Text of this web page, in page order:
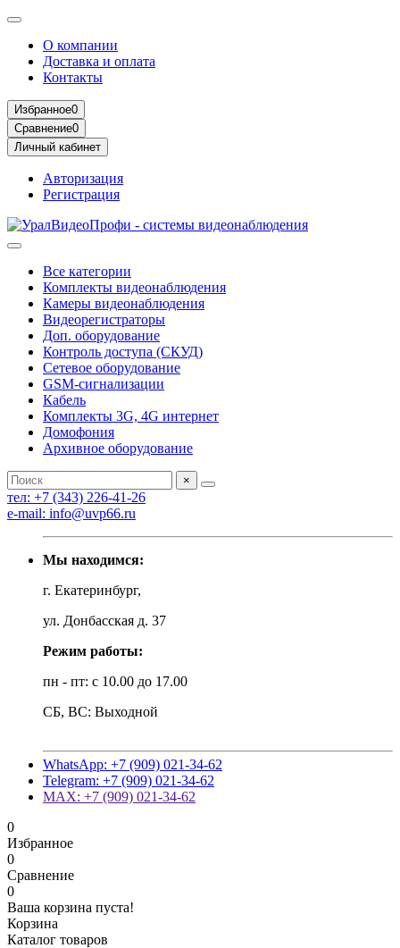
О компании
Доставка и оплата
Контакты
Избранное0
Сравнение0
Личный кабинет
Авторизация
Регистрация
Все категории
Комплекты видеонаблюдения
Камеры видеонаблюдения
Видеорегистраторы
Доп. оборудование
Контроль доступа (СКУД)
Сетевое оборудование
GSM-сигнализации
Кабель
Комплекты 3G, 4G интернет
Домофония
Архивное оборудование
×
тел: +7 (343) 226-41-26
e-mail: info@uvp66.ru
Мы находимся:
г. Екатеринбург,
ул. Донбасская д. 37
Режим работы:
пн - пт: с 10.00 до 17.00
СБ, ВС: Выходной
WhatsApp: +7 (909) 021-34-62
Telegram: +7 (909) 021-34-62
MAX: +7 (909) 021-34-62
0
Избранное
0
Сравнение
0
Ваша корзина пуста!
Корзина
Каталог товаров